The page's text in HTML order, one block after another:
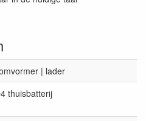
| lader
thuisbatterij